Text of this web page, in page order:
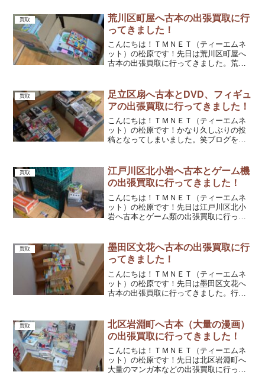
と思っていたものの、なかなか機会がな
かったそうです。今回、引...
買取
荒川区町屋へ古本の出張買取に行
ってきました！
こんにちは！ＴＭＮＥＴ（ティーエムネ
ット）の松原です！先日は荒川区町屋へ
古本の出張買取に行ってきました。荒川
書などがありました。このくらいの量な
らバイクで運べるのでバイ...
買取
足立区扇へ古本とDVD、フィギュ
アの出張買取に行ってきました！
こんにちは！ＴＭＮＥＴ（ティーエムネ
ット）の松原です！かなり久しぶりの投
稿となってしまいました。笑ブログを更
新を怠ってしまいました。これからはち
ゃんと更新していきたいと...
買取
江戸川区北小岩へ古本とゲーム機
の出張買取に行ってきました！
こんにちは！ＴＭＮＥＴ（ティーエムネ
ット）の松原です！先日は江戸川区北小
岩へ古本とゲーム類の出張買取に行って
いろな物がありましたが、すべて買い取
らせていただきました。本...
買取
墨田区文花へ古本の出張買取に行
ってきました！
こんにちは！ＴＭＮＥＴ（ティーエムネ
ット）の松原です！先日は墨田区文花へ
古本の出張買取に行ってきました。行っ
他にも新書や単行本もありました。整理
をしているようで、値が付か...
買取
北区岩淵町へ古本（大量の漫画）
の出張買取に行ってきました！
こんにちは！ＴＭＮＥＴ（ティーエムネ
ット）の松原です！先日は北区岩淵町へ
大量のマンガ本などの出張買取に行って